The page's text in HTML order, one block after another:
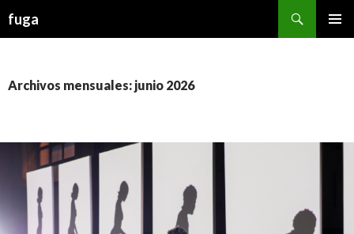
fuga
Archivos mensuales: junio 2026